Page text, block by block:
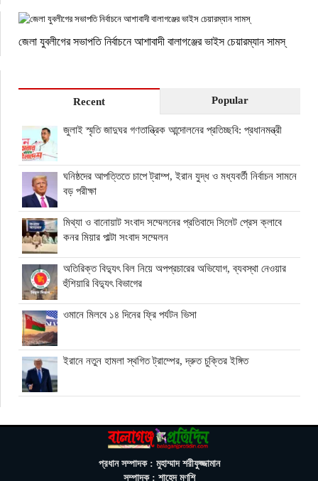
জেলা যুবলীগের সভাপতি নির্বাচনে আশাবাদী বালাগঞ্জের ভাইস চেয়ারম্যান সামস্
Recent Popular
জুলাই স্মৃতি জাদুঘর গণতান্ত্রিক আন্দোলনের প্রতিচ্ছবি: প্রধানমন্ত্রী
ঘনিষ্ঠদের আপত্তিতে চাপে ট্রাম্প, ইরান যুদ্ধ ও মধ্যবর্তী নির্বাচন সামনে
বড় পরীক্ষা
মিথ্যা ও বানোয়াট সংবাদ সম্মেলনের প্রতিবাদে সিলেট প্রেস ক্লাবে
কনর মিয়ার পাল্টা সংবাদ সম্মেলন
অতিরিক্ত বিদ্যুৎ বিল নিয়ে অপপ্রচারের অভিযোগ, ব্যবস্থা নেওয়ার
হুঁশিয়ারি বিদ্যুৎ বিভাগের
ওমানে মিলবে ১৪ দিনের ফ্রি পর্যটন ভিসা
ইরানে নতুন হামলা স্থগিত ট্রাম্পের, দ্রুত চুক্তির ইঙ্গিত
জনকে পুরস্কার প্রদান
প্রধান সম্পাদক : মুহাম্মাদ শরীফুজ্জামান
সম্পাদক : শাহেদ মুণ্‌শি